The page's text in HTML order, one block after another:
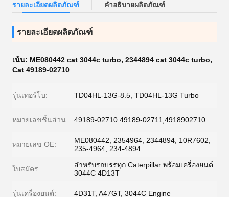
รายละเอียดผลิตภัณฑ์ คำอธิบายผลิตภัณฑ์
รายละเอียดผลิตภัณฑ์
เน้น: ME080442 cat 3044c turbo, 2344894 cat 3044c turbo,
Cat 49189-02710
รุ่นเทอร์โบ: TD04HL-13G-8.5, TD04HL-13G Turbo
หมายเลขชิ้นส่วน: 49189-02710 49189-02711,4918902710
หมายเลข OE:
ME080442, 2354964, 2344894, 10R7602,
235-4964, 234-4894
ใบสมัคร:
สำหรับรถบรรทุก Caterpillar พร้อมเครื่องยนต์
3044C 4D13T
รุ่นเครื่องยนต์: 4D31T, A47GT, 3044C Engine